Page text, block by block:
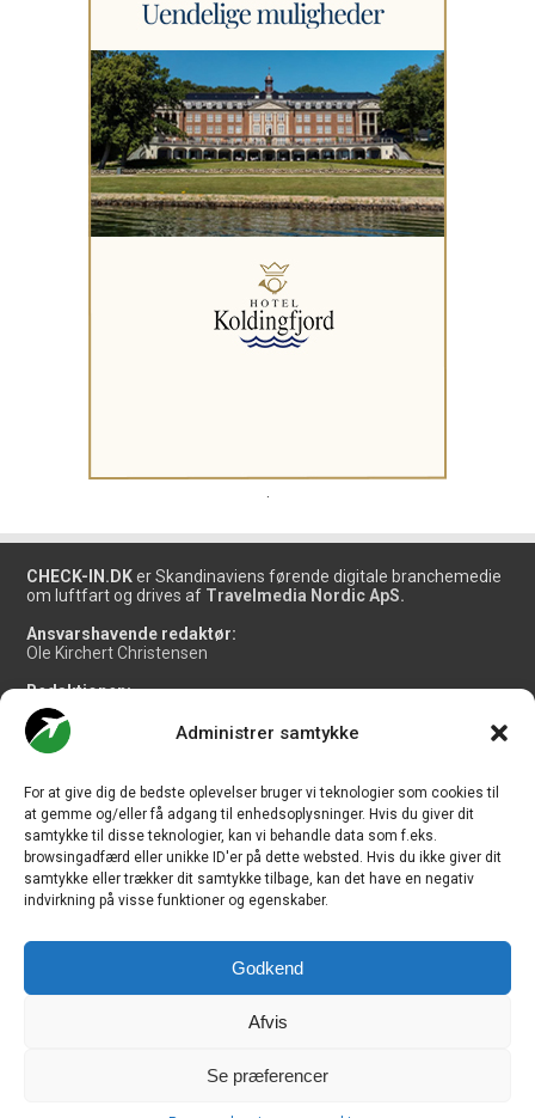
Administrer samtykke
For at give dig de bedste oplevelser bruger vi teknologier som cookies til
at gemme og/eller få adgang til enhedsoplysninger. Hvis du giver dit
samtykke til disse teknologier, kan vi behandle data som f.eks.
browsingadfærd eller unikke ID'er på dette websted. Hvis du ikke giver dit
samtykke eller trækker dit samtykke tilbage, kan det have en negativ
indvirkning på visse funktioner og egenskaber.
Godkend
Afvis
Se præferencer
CHECK-IN.DK er Skandinaviens førende digitale branchemedie
om luftfart og drives af Travelmedia Nordic ApS.
Ansvarshavende redaktør:
Ole Kirchert Christensen
Redaktionen:
Christian Granhøj Skouboe
Henrik Baumgarten
Danny Longhi Andreasen
Salg og jobannoncer:
salg@travelmedianordic.com
Vi tager ansvar for indholdet og er tilmeldt